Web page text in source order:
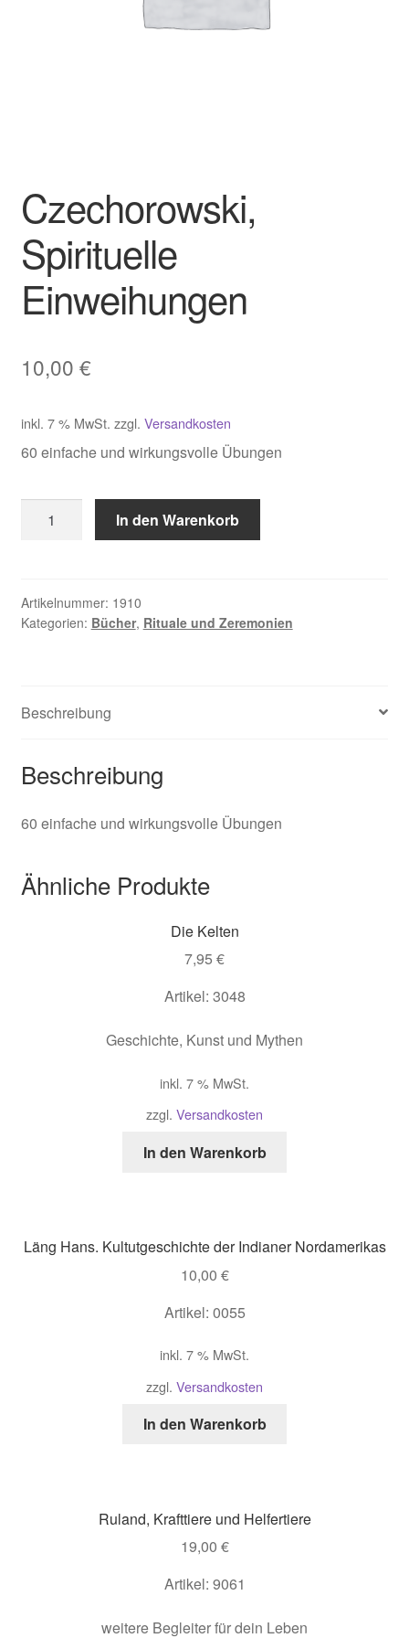
Czechorowski,
Spirituelle
Einweihungen
10,00 €
inkl. 7 % MwSt. zzgl. Versandkosten
60 einfache und wirkungsvolle Übungen
Spirituelle
In den Warenkorb
Artikelnummer: 1910
Kategorien: Bücher, Rituale und Zeremonien
Beschreibung
Beschreibung
60 einfache und wirkungsvolle Übungen
Ähnliche Produkte
Die Kelten
7,95 €
Artikel: 3048
Geschichte, Kunst und Mythen
inkl. 7 % MwSt.
zzgl. Versandkosten
In den Warenkorb
Läng Hans. Kultutgeschichte der Indianer Nordamerikas
10,00 €
Artikel: 0055
inkl. 7 % MwSt.
zzgl. Versandkosten
In den Warenkorb
Ruland, Krafttiere und Helfertiere
19,00 €
Artikel: 9061
weitere Begleiter für dein Leben